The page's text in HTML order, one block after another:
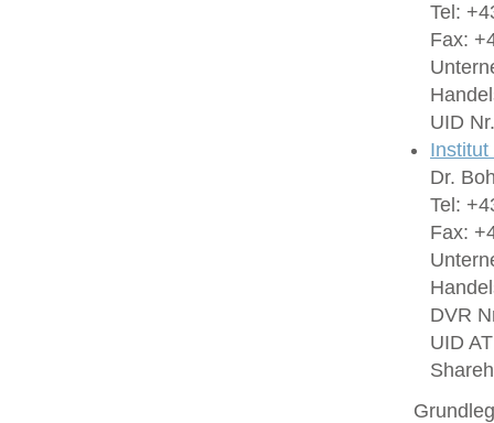
Tel:
Fax:
UID
Dr.
Tel:
Fax:
DVR
UID